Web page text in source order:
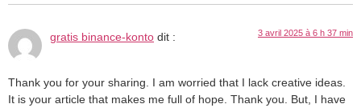
gratis binance-konto dit : 3 avril 2025 à 6 h 37 min
Thank you for your sharing. I am worried that I lack creative ideas.
It is your article that makes me full of hope. Thank you. But, I have